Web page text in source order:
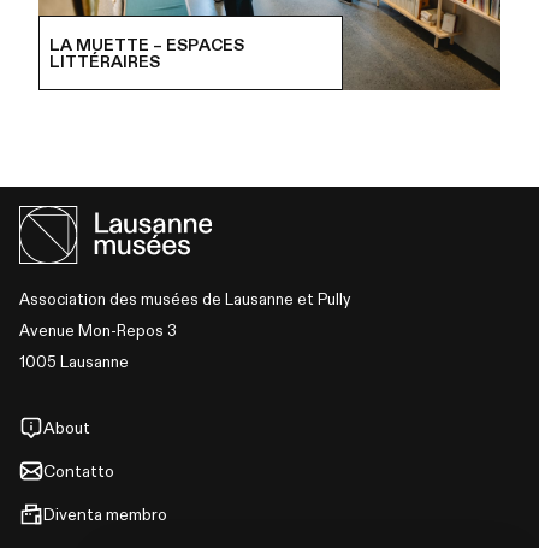
LA MUETTE – ESPACES
LITTÉRAIRES
Association des musées de Lausanne et Pully
Avenue Mon-Repos 3
1005 Lausanne
About
Contatto
Diventa membro